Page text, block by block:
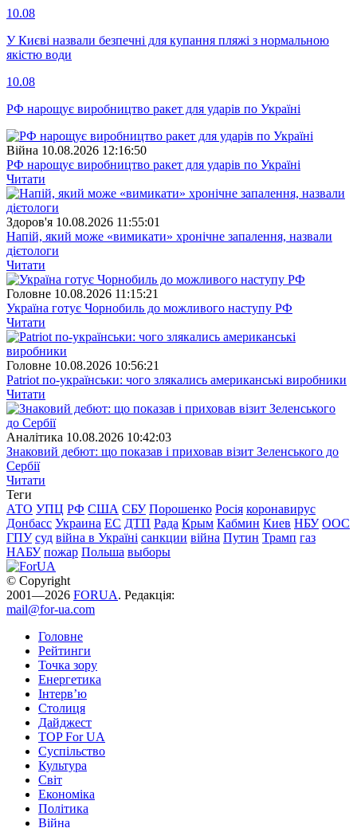
10.08
У Києві назвали безпечні для купання пляжі з нормальною
якістю води
10.08
РФ нарощує виробництво ракет для ударів по Україні
Війна 10.08.2026 12:16:50
РФ нарощує виробництво ракет для ударів по Україні
Читати
Здоров'я 10.08.2026 11:55:01
Напій, який може «вимикати» хронічне запалення, назвали
дієтологи
Читати
Головне 10.08.2026 11:15:21
Україна готує Чорнобиль до можливого наступу РФ
Читати
Головне 10.08.2026 10:56:21
Patriot по-українськи: чого злякались американські виробники
Читати
Аналітика 10.08.2026 10:42:03
Знаковий дебют: що показав і приховав візит Зеленського до
Сербії
Читати
Теги
АТО УПЦ РФ США СБУ Порошенко Росія коронавирус
Донбасс Украина ЕС ДТП Рада Крым Кабмин Киев НБУ ООС
ГПУ суд війна в Україні санкции війна Путин Трамп газ
НАБУ пожар Польша выборы
© Copyright
2001—2026 FORUA. Редакція:
mail@for-ua.com
Головне
Рейтинги
Точка зору
Енергетика
Інтерв’ю
Столиця
Дайджест
TOP For UA
Суспiльство
Культура
Світ
Економіка
Політика
Війна